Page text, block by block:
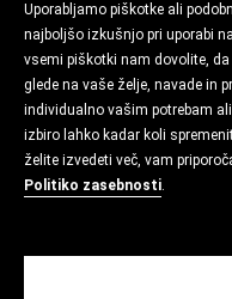
Uporabljamo piškotke ali
najboljšo izkušnjo pri uporabi
vsemi piškotki nam dovolite,
glede na vaše želje, navade in
individualno vašim potrebam
izbiro lahko kadar koli
želite izvedeti več, vam
Politiko zasebnosti.